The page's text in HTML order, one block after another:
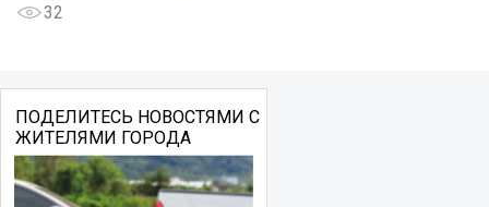
32
ПОДЕЛИТЕСЬ НОВОСТЯМИ С
ЖИТЕЛЯМИ ГОРОДА